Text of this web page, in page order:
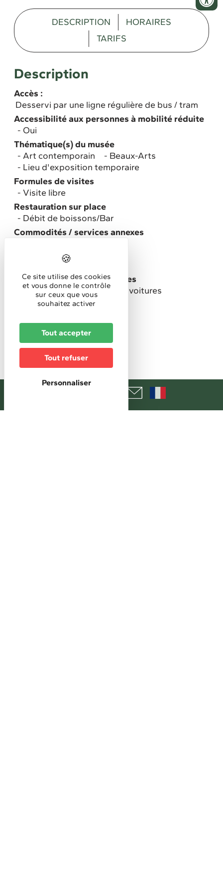
DESCRIPTION
HORAIRES
TARIFS
Description
Accès :
Desservi par une ligne régulière de bus / tram
Accessibilité aux personnes à mobilité réduite
Oui
Thématique(s) du musée
Art contemporain
Beaux-Arts
Lieu d'exposition temporaire
Formules de visites
Visite libre
Restauration sur place
Débit de boissons/Bar
Commodités / services annexes
Stationnement pour véhicules
Parking privé gratuit pour voitures
Animaux acceptés
Membre de
Museums-PASS-Musées
Horaires
10h-18h (excepté les premiers vendredis du
Ce site utilise des cookies
et vous donne le contrôle
sur ceux que vous
souhaitez activer
Tout accepter
Tout refuser
Personnaliser